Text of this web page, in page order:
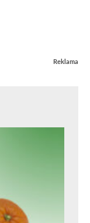
Reklama